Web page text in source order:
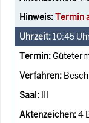
Termin
10:45
III
4